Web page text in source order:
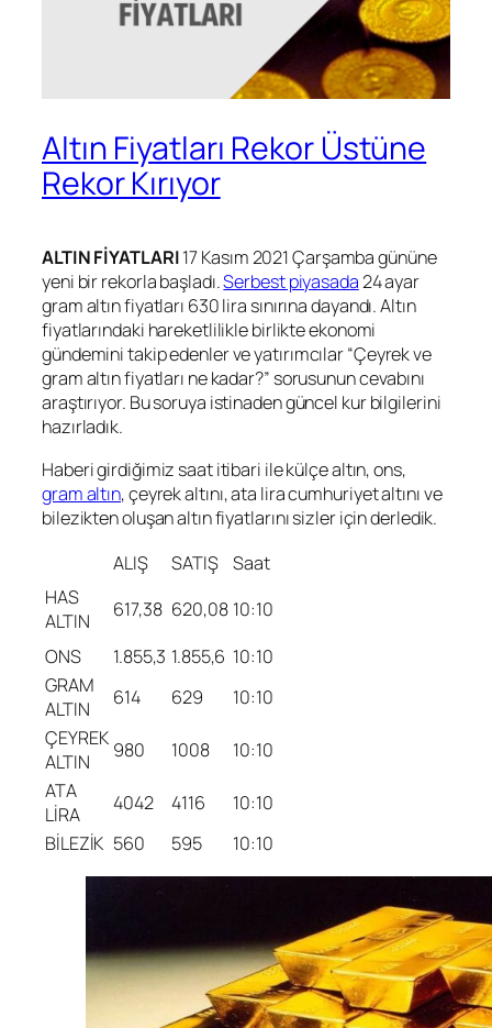
Altın Fiyatları Rekor Üstüne
Rekor Kırıyor
ALTIN FİYATLARI17 Kasım 2021 Çarşamba gününe
yeni bir rekorla başladı.Serbest piyasada24 ayar
gram altın fiyatları 630 lira sınırına dayandı. Altın
fiyatlarındaki hareketlilikle birlikte ekonomi
gündemini takip edenler ve yatırımcılar “Çeyrek ve
gram altın fiyatları ne kadar?” sorusunun cevabını
araştırıyor. Bu soruya istinaden güncel kur bilgilerini
hazırladık.
Haberi girdiğimiz saat itibari ile külçe altın, ons,
gram altın, çeyrek altını, ata lira cumhuriyet altını ve
bilezikten oluşan altın fiyatlarını sizler için derledik.
ALIŞ
SATIŞ
Saat
HAS
ALTIN
617,38 620,08 10:10
ONS
1.855,3 1.855,6 10:10
GRAM
ALTIN
614 629
10:10
ÇEYREK
ALTIN
980 1008
10:10
ATA
LİRA
4042 4116
10:10
BİLEZİK 560 595 10:10